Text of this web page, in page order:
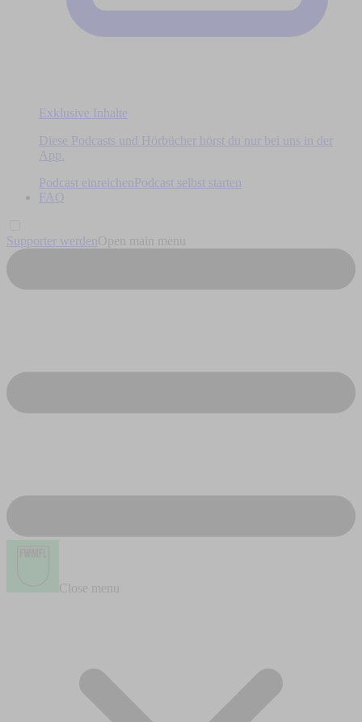
Exklusive Inhalte
Diese Podcasts und Hörbücher hörst du nur bei uns in der
App.
Podcast einreichen
Podcast selbst starten
FAQ
Supporter werden Open main menu
Close menu